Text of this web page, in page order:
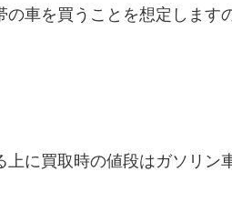
車を買うことを想定します
に買取時の値段はガソリン